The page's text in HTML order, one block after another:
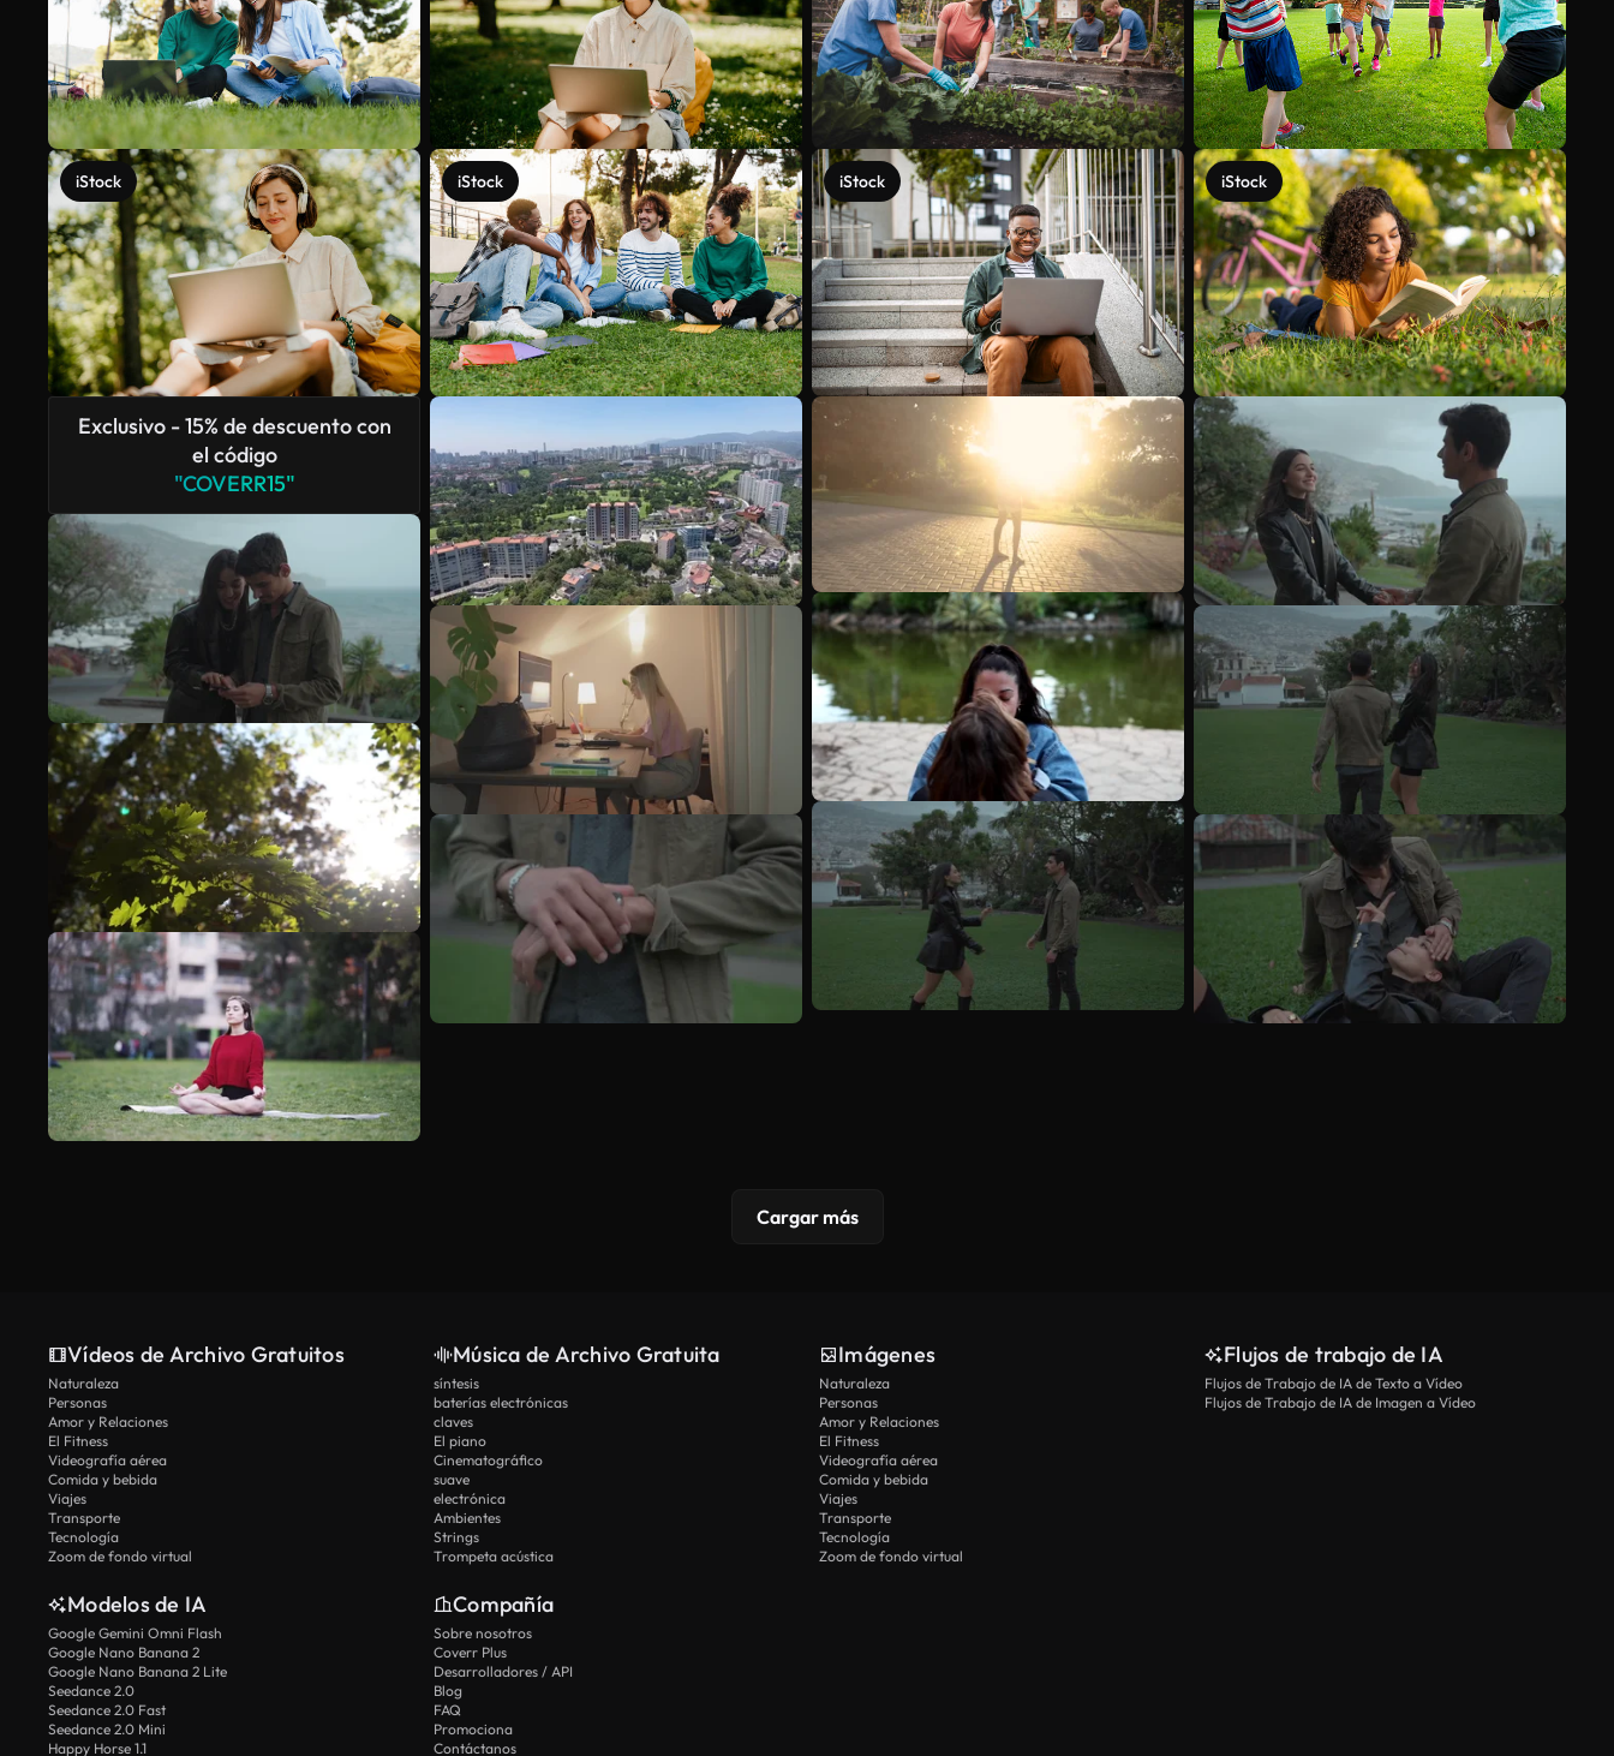
iStock
Exclusivo - 15% de descuento con
el código
"COVERR15"
iStock iStock iStock
Ver más
Cargar más
Vídeos de Archivo Gratuitos
Naturaleza
Personas
Amor y Relaciones
El Fitness
Videografía aérea
Comida y bebida
Viajes
Transporte
Tecnología
Zoom de fondo virtual
Música de Archivo Gratuita
síntesis
baterías electrónicas
claves
El piano
Cinematográfico
suave
electrónica
Ambientes
Strings
Trompeta acústica
Imágenes
Naturaleza
Personas
Amor y Relaciones
El Fitness
Videografía aérea
Comida y bebida
Viajes
Transporte
Tecnología
Zoom de fondo virtual
Flujos de trabajo de IA
Flujos de Trabajo de IA de Texto a Vídeo
Flujos de Trabajo de IA de Imagen a Vídeo
Modelos de IA
Google Gemini Omni Flash
Google Nano Banana 2
Google Nano Banana 2 Lite
Seedance 2.0
Seedance 2.0 Fast
Seedance 2.0 Mini
Happy Horse 1.1
Compañía
Sobre nosotros
Coverr Plus
Desarrolladores / API
Blog
FAQ
Promociona
Contáctanos